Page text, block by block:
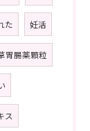
た 妊活
胃腸薬顆粒
ス